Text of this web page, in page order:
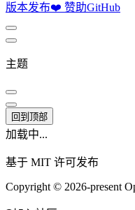
版本发布❤️ 赞助GitHub
主题
回到顶部
加载中...
基于 MIT 许可发布
Copyright © 2026-present